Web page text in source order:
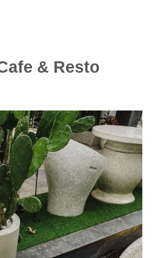
& Resto